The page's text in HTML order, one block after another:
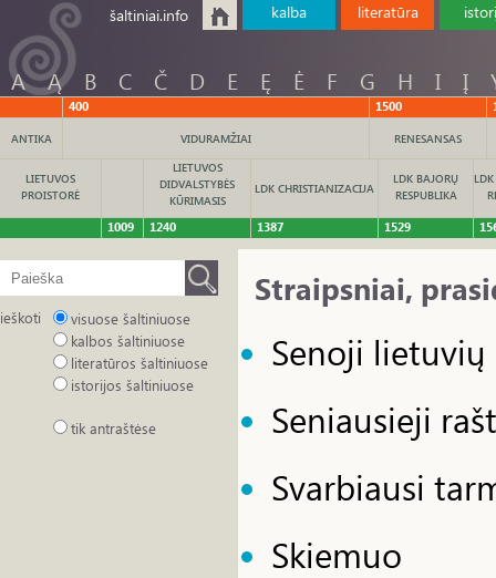
šaltiniai.info kalba literatūra
A Ą B C Č D E Ę Ė F G H I Į
400 1500
ANTIKA VIDURAMŽIAI RENESANSAS
LIETUVOS
PROISTORĖ
LIETUVOS
DIDVALSTYBĖS
KŪRIMASIS
LDK CHRISTIANIZACIJA
LDK BAJORŲ
RESPUBLIKA
1009 1240 1387 1529
ieškoti
visuose šaltiniuose
kalbos šaltiniuose
literatūros šaltiniuose
istorijos šaltiniuose
tik antraštėse
Straipsniai,
Senoji lietuvių
Seniausieji
Svarbiausi
Skiemuo